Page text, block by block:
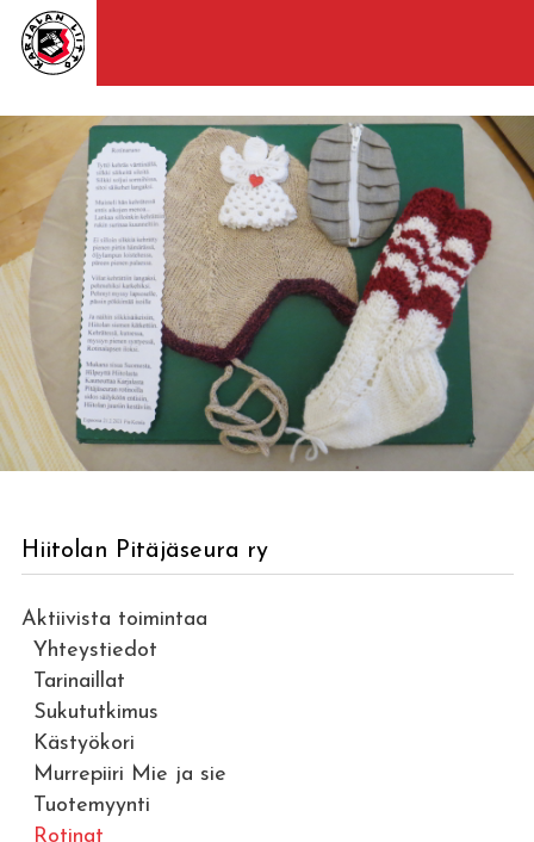
Hiitolan Pitäjäseura ry
Aktiivista toimintaa
Yhteystiedot
Tarinaillat
Sukututkimus
Kästyökori
Murrepiiri Mie ja sie
Tuotemyynti
Rotinat